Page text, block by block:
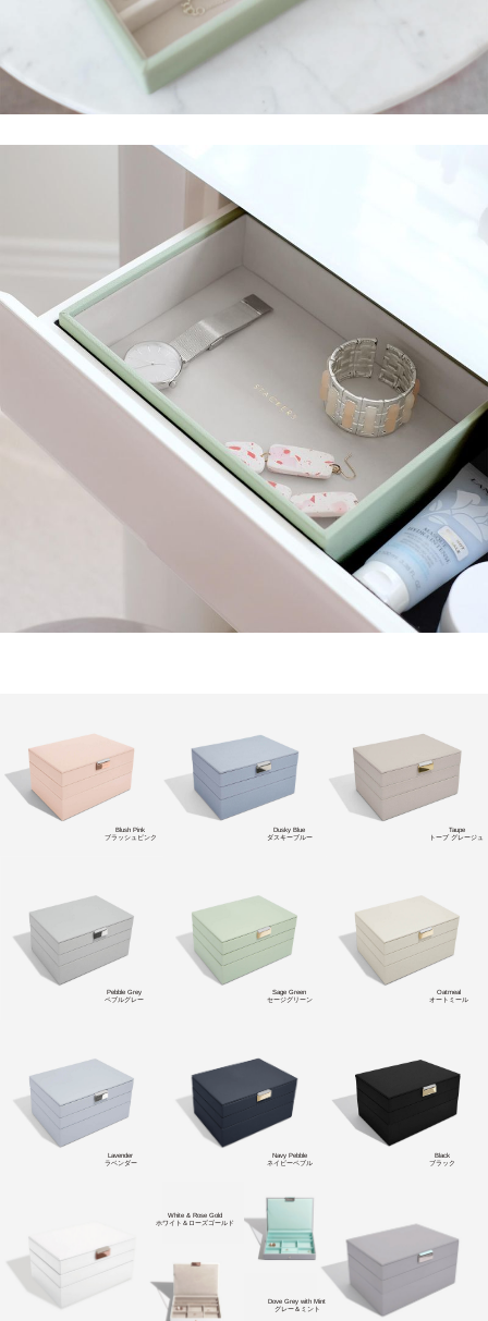
Blush Pink
ブラッシュピンク
Dusky Blue
ダスキーブルー
Taupe
トープ グレージュ
Pebble Grey
ペブルグレー
Sage Green
セージグリーン
Oatmeal
オートミール
Lavender
ラベンダー
Navy Pebble
ネイビーペブル
Black
ブラック
White & Rose Gold
ホワイト＆ローズゴールド
Dove Grey with Mint
グレー＆ミント